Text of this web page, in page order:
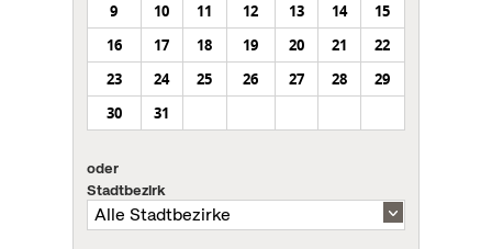
9
10 11 12 13 14
15
16
17 18 19 20 21
22
23
24 25 26 27 28
29
30
31
oder
Stadtbezirk